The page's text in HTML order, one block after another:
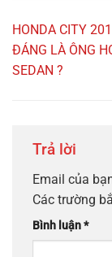
HONDA CITY
ĐÁNG LÀ ÔNG
SEDAN ?
Trả lời
Email của
Các trường
Bình luận*